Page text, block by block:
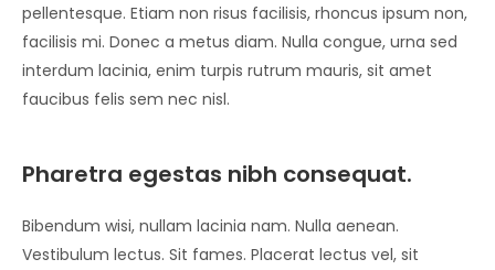
pellentesque. Etiam non risus facilisis, rhoncus ipsum non,
facilisis mi. Donec a metus diam. Nulla congue, urna sed
interdum lacinia, enim turpis rutrum mauris, sit amet
faucibus felis sem nec nisl.
Pharetra egestas nibh consequat.
Bibendum wisi, nullam lacinia nam. Nulla aenean.
Vestibulum lectus. Sit fames. Placerat lectus vel, sit